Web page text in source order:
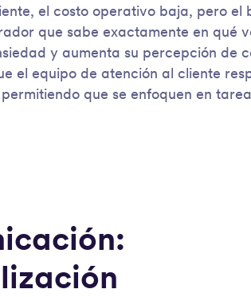
el costo operativo baja, pero el
que sabe exactamente en qué
y aumenta su percepción de
el equipo de atención al cliente
que se enfoquen en